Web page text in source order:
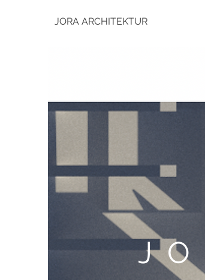
JORA ARCHITEKTUR